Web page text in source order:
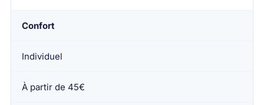
Confort
Individuel
À partir de 45€